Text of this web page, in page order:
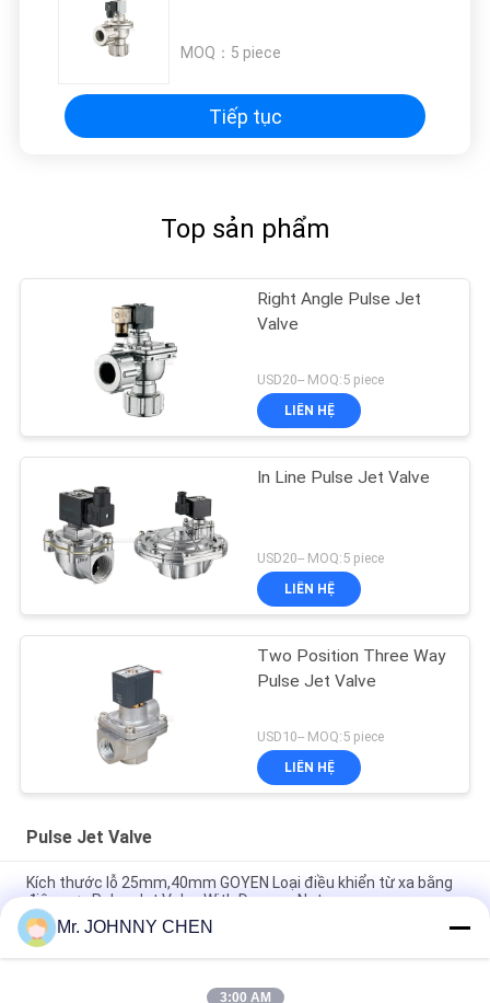
MOQ： 5 piece
Tiếp tục
Top sản phẩm
Right Angle Pulse Jet
Valve
USD20-- MOQ:5 piece
LIÊN HỆ
In Line Pulse Jet Valve
USD20-- MOQ:5 piece
LIÊN HỆ
Two Position Three Way
Pulse Jet Valve
USD10-- MOQ:5 piece
LIÊN HỆ
Pulse Jet Valve
Kích thước lỗ 25mm,40mm GOYEN Loại điều khiển từ xa bằng
điện cực Pulse Jet Valve With Dresser Nut
Flange Type Remote Solenoid Pulse Jet Valve , Right Angle
Pulse Control Valve
Mr. JOHNNY CHEN
3:00 AM